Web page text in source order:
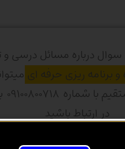
درباره مسائل درسی
برنامه ریزی حرفه ای
در ارتباط باشید